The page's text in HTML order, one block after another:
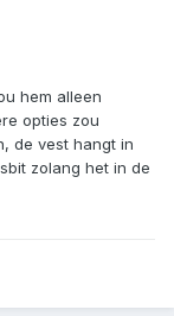
hem alleen
opties zou
de vest hangt in
zolang het in de